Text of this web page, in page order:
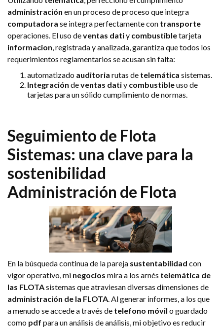
administración en un proceso de proceso que integra
computadora se integra perfectamente con transporte
operaciones. El uso deventas datiy combustibletarjeta
informacion, registrada y analizada, garantiza que todos los
requerimientos reglamentarios se acusan sin falta:
automatizado auditoria rutas de telemática sistemas.
Integración deventas datiy combustibleuso de
tarjetas para un sólido cumplimiento de normas.
Seguimiento de Flota
Sistemas: una clave para la
sostenibilidad
Administración de Flota
En la búsqueda continua de la pareja sustentabilidad con
vigor operativo, mi negocios mira a los arnés telemática de
las FLOTAsistemas que atraviesan diversas dimensiones de
administración de la FLOTA. Al generar informes, a los que
a menudo se accede a través de telefono móvil o guardado
como pdf para un análisis de análisis, mi objetivo es reducir